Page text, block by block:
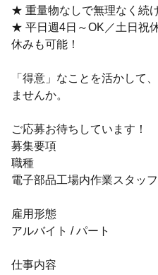
★ 重量物なしで無理なく続
★ 平日週4日～OK／土日祝
休みも可能！
「得意」なことを活かして
ませんか。
ご応募お待ちしています！
募集要項
職種
電子部品工場内作業スタッフ
雇用形態
アルバイト / パート
仕事内容